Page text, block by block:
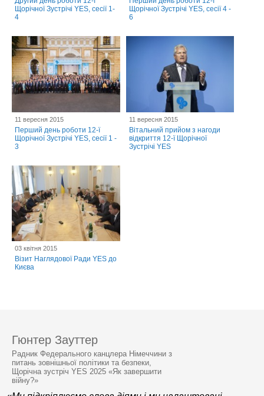
Щорічної Зустрічі YES, сесії 1-
4
Щорічної Зустрічі YES, сесії 4 -
6
11 вересня 2015
Перший день роботи 12-ї
Щорічної Зустрічі YES, сесії 1 -
3
11 вересня 2015
Вітальний прийом з нагоди
відкриття 12-ї Щорічної
Зустрічі YES
03 квітня 2015
Візит Наглядової Ради YES до
Києва
Гюнтер Зауттер
Радник Федерального канцлера Німеччини з
питань зовнішньої політики та безпеки,
Щорічна зустріч YES 2025 «Як завершити
війну?»